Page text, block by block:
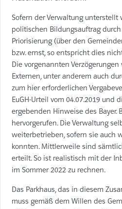
Sofern der Verwaltung unterstellt
politischen Bildungsauftrag
Priorisierung (über den
bzw. ernst, so entspricht dies
Die vorgenannten
Externen, unter anderem auch
zum hier erforderlichen
EuGH-Urteil vom 04.07.2019 und
ergebenden Hinweise des Bayer.
hervorgerufen. Die Verwaltung
weiterbetrieben, sofern sie auch
konnten. Mittlerweile sind
erteilt. So ist realistisch mit der
im Sommer 2022 zu rechnen.
Das Parkhaus, das in diesem
muss gemäß dem Willen des